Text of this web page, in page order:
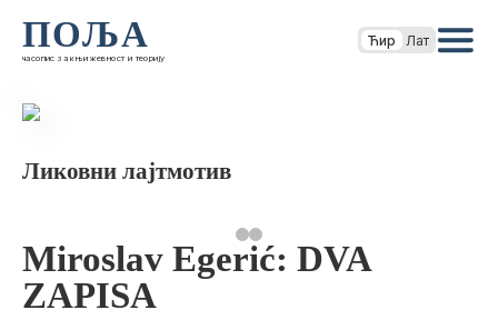
ПОЉА
часопис за књижевност и теорију
Ћир Лат
Ликовни лајтмотив
Miroslav Egerić: DVA
ZAPISA